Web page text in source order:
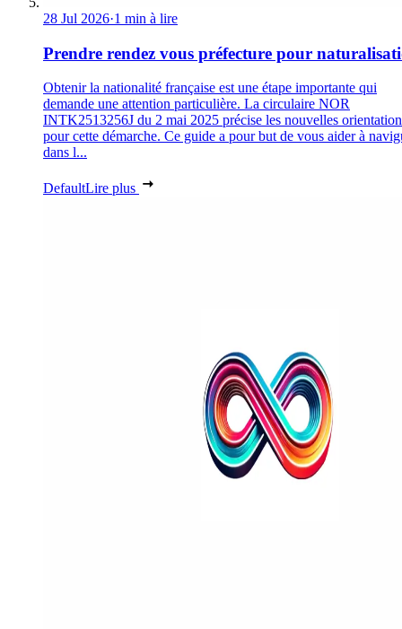
28 Jul 2026·1 min à lire
Prendre rendez vous préfecture pour
Obtenir la nationalité française est une étape importante qui
demande une attention particulière. La circulaire NOR
INTK2513256J du 2 mai 2025 précise les nouvelles
pour cette démarche. Ce guide a pour but de vous aider à
dans l...
DefaultLire plus